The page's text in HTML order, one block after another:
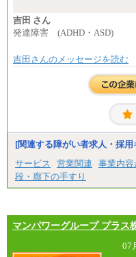
■その他職種共
月給：25万
※20時間を超
中途：
(1)(2)月給：
※20時間を超
※試用期間中
吉田 さん
発達障害 (ADHD・ASD)
吉田さんのメッセージを読む
[関連する障がい者求人・採
サービス
営業関連 事業内容
段・廊下の手すり
マンパワーグループ プラス
07